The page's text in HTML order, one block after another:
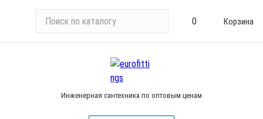
и
0 Корзина
Инженерная сантехника по оптовым ценам